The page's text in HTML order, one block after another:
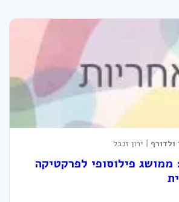
ולדורף | ירון זנבל
ממושג פילוסופי לפרקטיקה